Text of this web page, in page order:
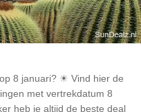
8 januari? ☀ Vind hier de
met vertrekdatum 8
heb je altijd de beste deal